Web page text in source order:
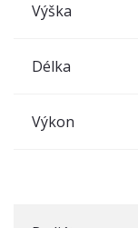
Výška
Délka
Výkon